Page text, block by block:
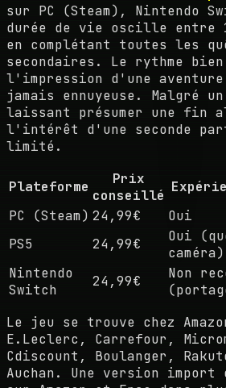
sur PC (Steam), Nintendo
durée de vie oscille entre
en complétant toutes les
secondaires. Le rythme
l'impression d'une
jamais ennuyeuse. Malgré
laissant présumer une fin
l'intérêt d'une seconde
limité.
Plateforme
Prix
conseillé
PC (Steam) 24,99€
Oui
PS5
24,99€
Oui
caméra)
Nintendo
Switch
24,99€
Non
Le jeu se trouve chez
E.Leclerc, Carrefour,
Cdiscount, Boulanger,
Auchan. Une version